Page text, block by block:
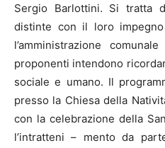
Sergio Barlottini. Si tratta
distinte con il loro
l’amministrazione
proponenti intendono
sociale e umano. Il
presso la Chiesa della
con la celebrazione della
l’intratteni – mento da